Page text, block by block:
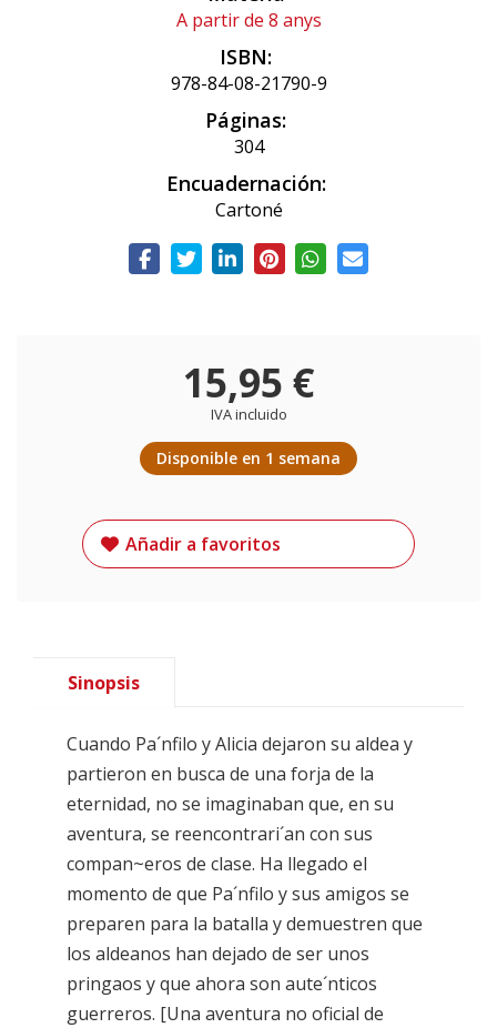
A partir de 8 anys
ISBN:
978-84-08-21790-9
Páginas:
304
Encuadernación:
Cartoné
15,95 €
IVA incluido
Disponible en 1 semana
Añadir a favoritos
Sinopsis
Cuando Pa´nfilo y Alicia dejaron su aldea y
partieron en busca de una forja de la
eternidad, no se imaginaban que, en su
aventura, se reencontrari´an con sus
compan~eros de clase. Ha llegado el
momento de que Pa´nfilo y sus amigos se
preparen para la batalla y demuestren que
los aldeanos han dejado de ser unos
pringaos y que ahora son aute´nticos
guerreros. [Una aventura no oficial de